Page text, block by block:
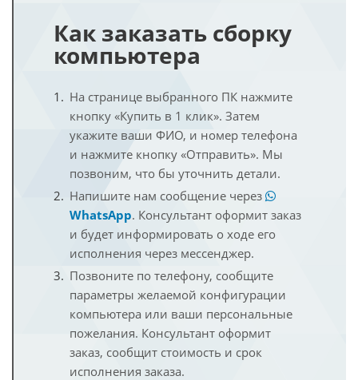
Как заказать сборку
компьютера
На странице выбранного ПК нажмите
кнопку «Купить в 1 клик». Затем
укажите ваши ФИО, и номер телефона
и нажмите кнопку «Отправить». Мы
позвоним, что бы уточнить детали.
Напишите нам сообщение через
WhatsApp. Консультант оформит заказ
и будет информировать о ходе его
исполнения через мессенджер.
Позвоните по телефону, сообщите
параметры желаемой конфигурации
компьютера или ваши персональные
пожелания. Консультант оформит
заказ, сообщит стоимость и срок
исполнения заказа.